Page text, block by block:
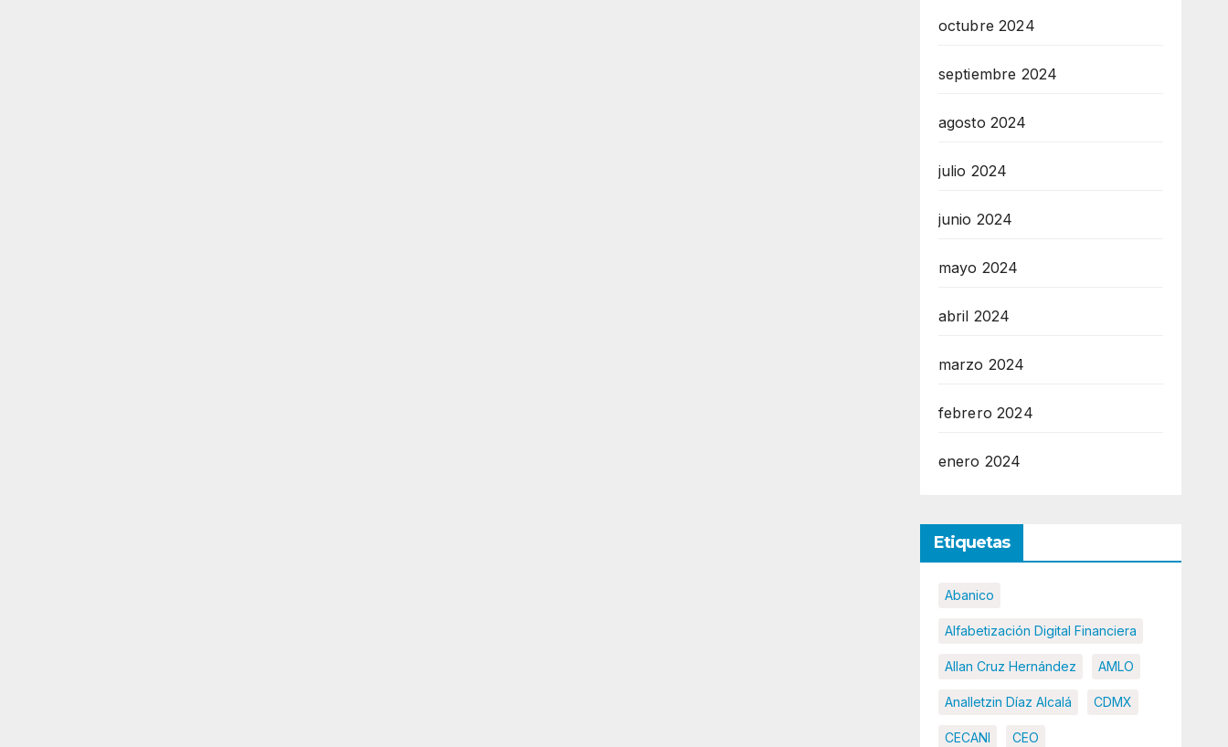
octubre 2024
septiembre 2024
agosto 2024
julio 2024
junio 2024
mayo 2024
abril 2024
marzo 2024
febrero 2024
enero 2024
Etiquetas
Abanico
Alfabetización Digital Financiera
Allan Cruz Hernández AMLO
Analletzin Díaz Alcalá CDMX
CECANI CEO